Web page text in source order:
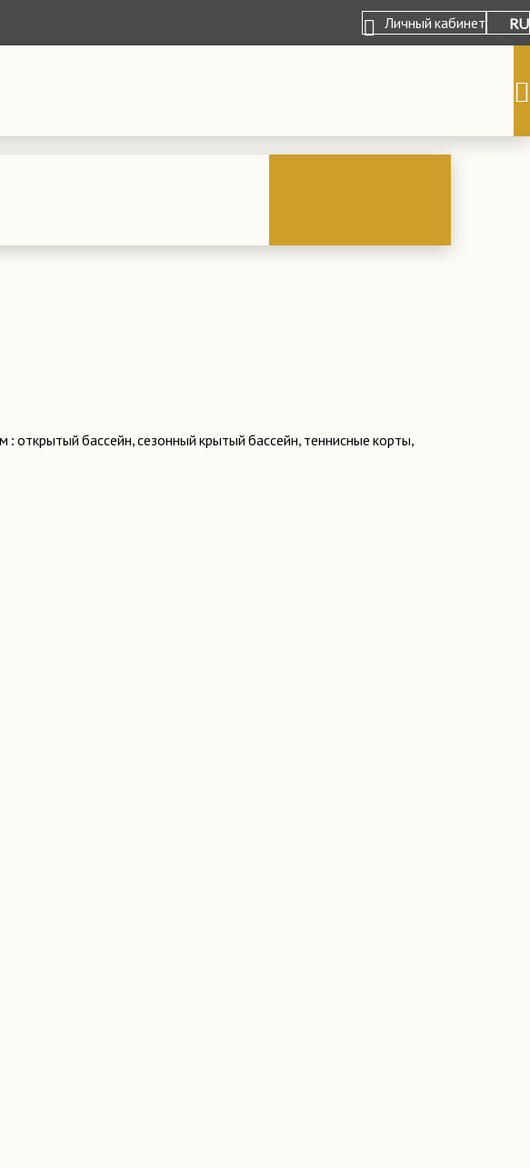
Личный кабинет RU
открытый бассейн, сезонный крытый бассейн, теннисные корты,